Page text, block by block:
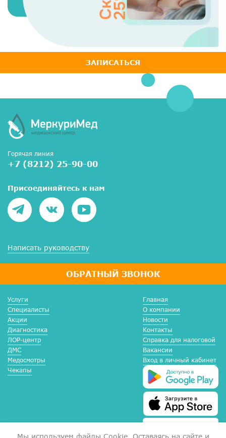
ЗАПИСАТЬСЯ
Горячая линия
+7 (8212) 25-90-00
ОБРАТНЫЙ ЗВОНОК
Присоединяйтесь к нам
Написать руководству
Услуги
Специалисты
Акции
Диагностика
ЛОР-центр
ДМС
Медосмотры
Чекапы
Главная
О компании
Новости
Контакты
Справка для налоговой
Вакансии
Вход в личный кабинет
Мы используем файлы Сookie. Оставаясь на сайте и